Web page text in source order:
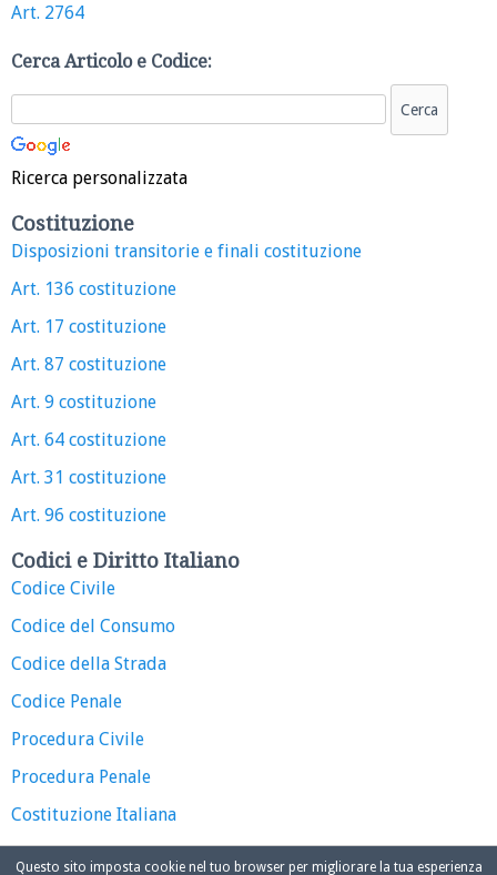
Art. 2764
Cerca Articolo e Codice:
Ricerca personalizzata
Costituzione
Disposizioni transitorie e finali costituzione
Art. 136 costituzione
Art. 17 costituzione
Art. 87 costituzione
Art. 9 costituzione
Art. 64 costituzione
Art. 31 costituzione
Art. 96 costituzione
Codici e Diritto Italiano
Codice Civile
Codice del Consumo
Codice della Strada
Codice Penale
Procedura Civile
Procedura Penale
Costituzione Italiana
Questo sito imposta cookie nel tuo browser per migliorare la tua esperienza